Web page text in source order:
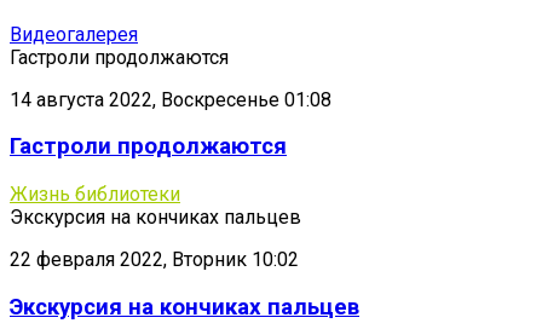
Видеогалерея
Гастроли продолжаются
14 августа 2022, Воскресенье 01:08
Гастроли продолжаются
Жизнь библиотеки
Экскурсия на кончиках пальцев
22 февраля 2022, Вторник 10:02
Экскурсия на кончиках пальцев